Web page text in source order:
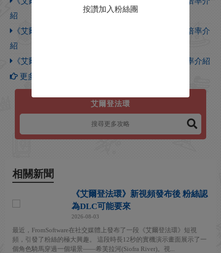
紹
《艾爾登法環》驅暗墓地谷底森林全種類怪物傷害倍率介
紹
《艾爾登法環》幽影城下層區域全種類怪物傷害倍率介紹
更多【艾爾登法環】攻略
艾爾登法環
相關新聞
《艾爾登法環》新視頻發布後 粉絲認
為DLC可能要來
2026-08-03
最近，FromSoftware在社交媒體上發布了一段《艾爾登法環》短視
頻，引發了粉絲的極大興趣。 這段時長12秒的實機演示畫面展示了一
個角色騎馬穿過一個場景——希芙拉河(Siofra River)。視...
按讚加入粉絲團